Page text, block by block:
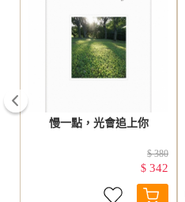
慢一點，光會追上你
$ 380
$ 342